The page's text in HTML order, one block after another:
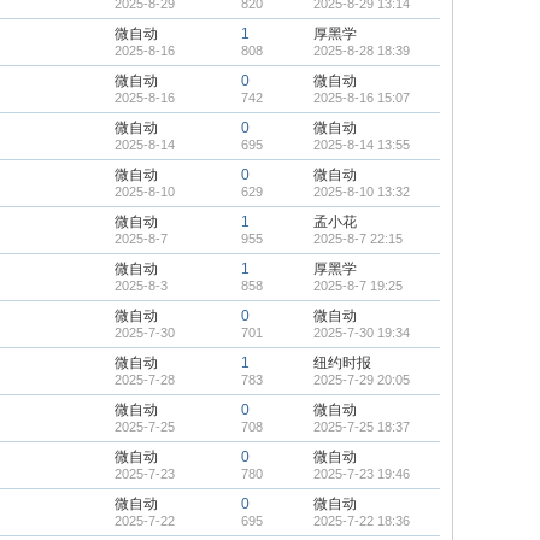
2025-8-29 820 2025-8-29 13:14
微自动
2025-8-16
1
808
厚黑学
2025-8-28 18:39
微自动
2025-8-16
0
742
微自动
2025-8-16 15:07
微自动
2025-8-14
0
695
微自动
2025-8-14 13:55
微自动
2025-8-10
0
629
微自动
2025-8-10 13:32
微自动
2025-8-7
1
955
孟小花
2025-8-7 22:15
微自动
2025-8-3
1
858
厚黑学
2025-8-7 19:25
微自动
2025-7-30
0
701
微自动
2025-7-30 19:34
微自动
2025-7-28
1
783
纽约时报
2025-7-29 20:05
微自动
2025-7-25
0
708
微自动
2025-7-25 18:37
微自动
2025-7-23
0
780
微自动
2025-7-23 19:46
微自动
2025-7-22
0
695
微自动
2025-7-22 18:36